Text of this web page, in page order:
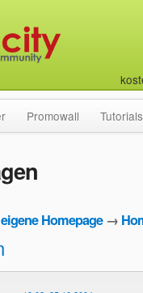
Promowall Tutorials
Homepage→